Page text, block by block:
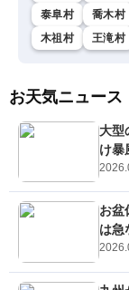
泰阜村
喬木村
木祖村
王滝村
お天気ニュース
大型
け暴
お
は急